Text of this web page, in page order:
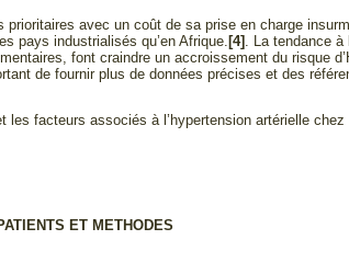
avec un coût de sa prise en charge
pays industrialisés qu’en Afrique.[4] . La tendance
font craindre un accroissement du risque
de fournir plus de données précises et des
les facteurs associés à l’hypertension artérielle
ET METHODES